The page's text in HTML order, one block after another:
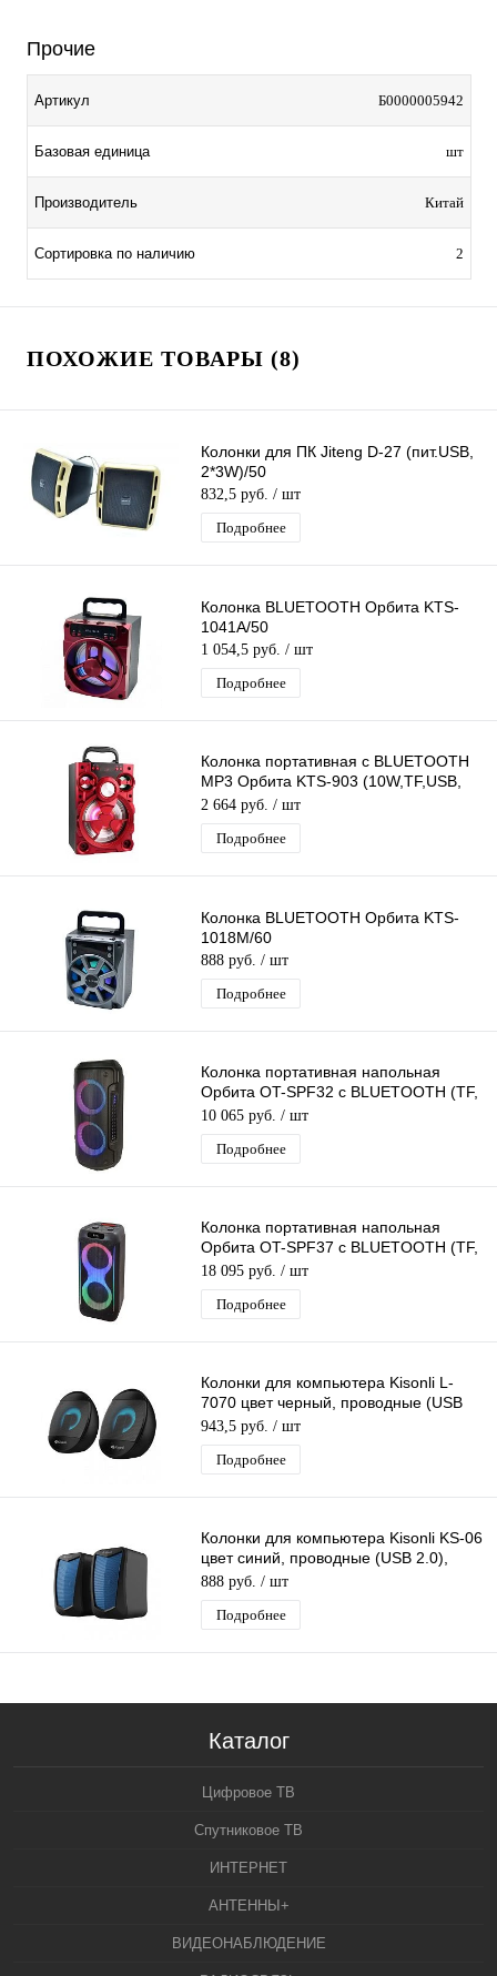
Прочие
Артикул Б0000005942
Базовая единица шт
Производитель Китай
Сортировка по наличию 2
ПОХОЖИЕ ТОВАРЫ (8)
Колонки для ПК Jiteng D-27 (пит.USB,
2*3W)/50
832,5 руб. / шт
Подробнее
Колонка BLUETOOTH Орбита KTS-
1041A/50
1 054,5 руб. / шт
Подробнее
Колонка портативная с BLUETOOTH
MP3 Орбита KTS-903 (10W,TF,USB,
FM,bluetooth, аккум. встр)/20
2 664 руб. / шт
Подробнее
Колонка BLUETOOTH Орбита KTS-
1018M/60
888 руб. / шт
Подробнее
Колонка портативная напольная
Орбита OT-SPF32 с BLUETOOTH (TF,
AUX, USB, FM)
10 065 руб. / шт
Подробнее
Колонка портативная напольная
Орбита OT-SPF37 с BLUETOOTH (TF,
USB, FM, AUX)
18 095 руб. / шт
Подробнее
Колонки для компьютера Kisonli L-
7070 цвет черный, проводные (USB
2.0), стерео
943,5 руб. / шт
Подробнее
Колонки для компьютера Kisonli KS-06
цвет синий, проводные (USB 2.0),
стерео
888 руб. / шт
Подробнее
Каталог
Цифровое ТВ
Спутниковое ТВ
ИНТЕРНЕТ
АНТЕННЫ+
ВИДЕОНАБЛЮДЕНИЕ